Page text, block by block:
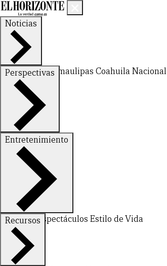
Noticias
Nuevo LeónTamaulipas Coahuila Nacional
Perspectivas
FinanzasOpinión
Entretenimiento
DeportesEspectáculos Estilo de Vida
Recursos